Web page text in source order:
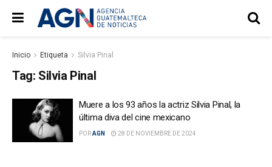
Inicio Etiqueta Silvia Pinal
Tag: Silvia Pinal
Muere a los 93 años la actriz Silvia Pinal, la
última diva del cine mexicano
PORAGN 28 DE NOVIEMBRE DE 2024